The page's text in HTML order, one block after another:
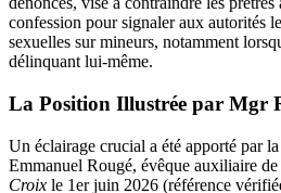
confession pour signaler aux autorités
sexuelles sur mineurs, notamment
délinquant lui-même.
La Position Illustrée par Mgr
Un éclairage crucial a été apporté par
Emmanuel Rougé, évêque auxiliaire
Croix le 1er juin 2026 (référence